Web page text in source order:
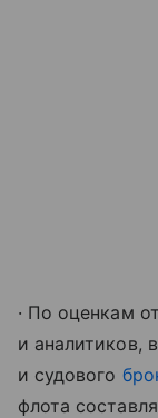
· По оценкам
и аналитиков,
и судового
флота